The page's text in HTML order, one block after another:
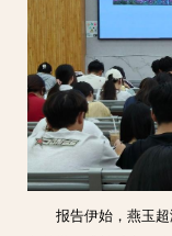
报告伊始，燕玉